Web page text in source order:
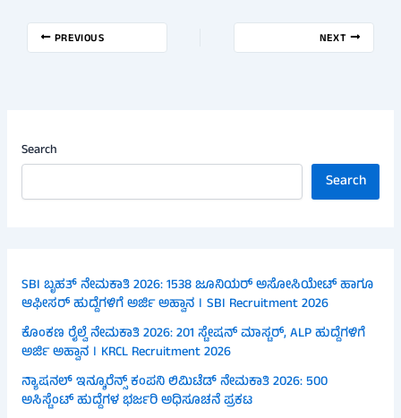
PREVIOUS NEXT
Search
Search
SBI ಬೃಹತ್ ನೇಮಕಾತಿ 2026: 1538 ಜೂನಿಯರ್ ಅಸೋಸಿಯೇಟ್ ಹಾಗೂ
ಆಫೀಸರ್ ಹುದ್ದೆಗಳಿಗೆ ಅರ್ಜಿ ಅಹ್ವಾನ । SBI Recruitment 2026
ಕೊಂಕಣ ರೈಲ್ವೆ ನೇಮಕಾತಿ 2026: 201 ಸ್ಟೇಷನ್ ಮಾಸ್ಟರ್, ALP ಹುದ್ದೆಗಳಿಗೆ
ಅರ್ಜಿ ಅಹ್ವಾನ । KRCL Recruitment 2026
ನ್ಯಾಷನಲ್ ಇನ್ಶೂರೆನ್ಸ್ ಕಂಪನಿ ಲಿಮಿಟೆಡ್ ನೇಮಕಾತಿ 2026: 500
ಅಸಿಸ್ಟೆಂಟ್ ಹುದ್ದೆಗಳ ಭರ್ಜರಿ ಅಧಿಸೂಚನೆ ಪ್ರಕಟ